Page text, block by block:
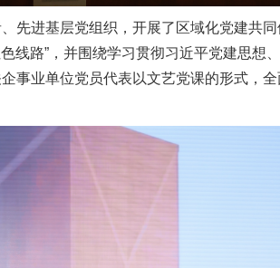
先进基层党组织，开展了区域化党建共
线路”，并围绕学习贯彻习近平党建思想
事业单位党员代表以文艺党课的形式，